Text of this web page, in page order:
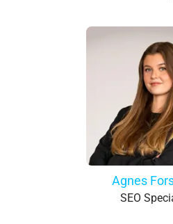
Agnes
SEO